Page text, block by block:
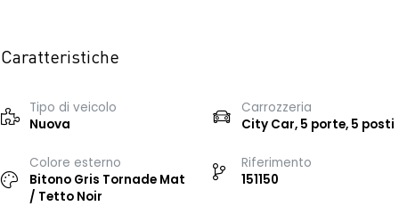
Caratteristiche
Tipo di veicolo
Nuova
Carrozzeria
City Car, 5 porte, 5 posti
Colore esterno
Bitono Gris Tornade Mat
/ Tetto Noir
Riferimento
151150